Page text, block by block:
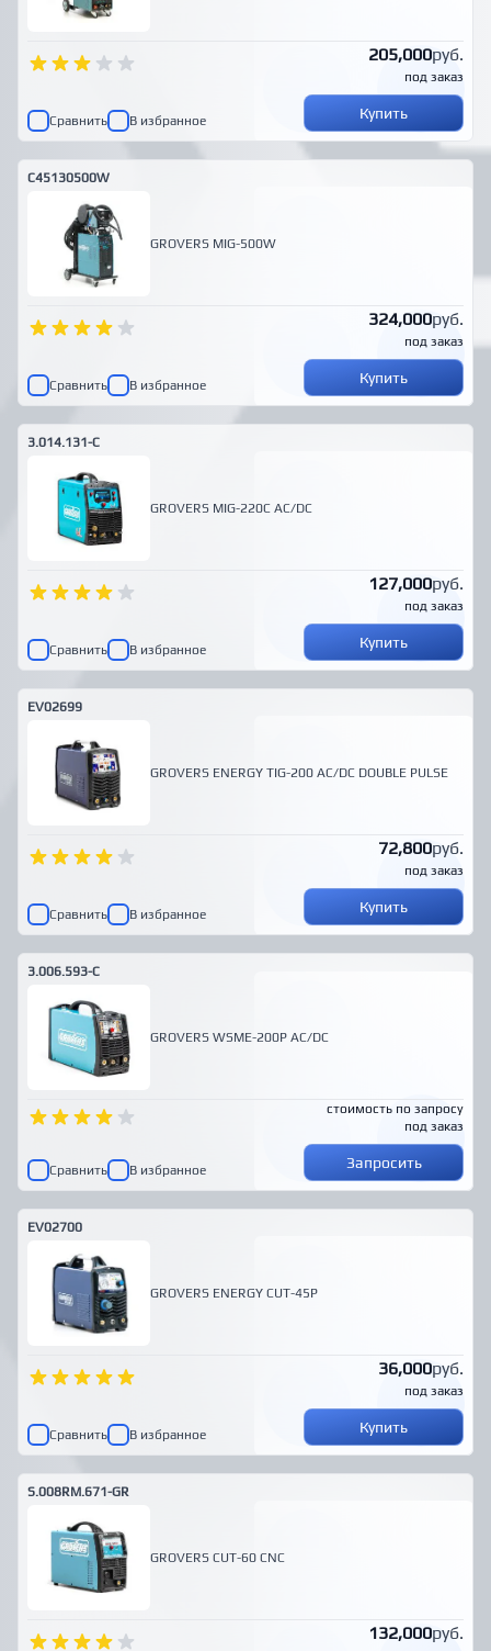
205,000руб.
под заказ
Сравнить В избранное Купить
C45130500W
GROVERS MIG-500W
324,000руб.
под заказ
Сравнить В избранное Купить
3.014.131-C
GROVERS MIG-220С AC/DC
127,000руб.
под заказ
Сравнить В избранное Купить
EV02699
GROVERS ENERGY TIG-200 AC/DC DOUBLE PULSE
72,800руб.
под заказ
Сравнить В избранное Купить
3.006.593-C
GROVERS WSME-200P AC/DC
стоимость по запросу
под заказ
Сравнить В избранное Запросить
EV02700
GROVERS ENERGY CUT-45P
36,000руб.
под заказ
Сравнить В избранное Купить
S.008RM.671-GR
GROVERS CUT-60 CNC
132,000руб.